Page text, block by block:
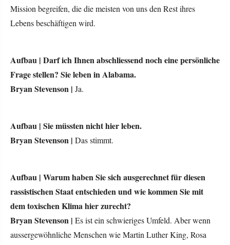
Mission begreifen, die die meisten von uns den Rest ihres
Lebens beschäftigen wird.
Aufbau | Darf ich Ihnen abschliessend noch eine persönliche
Frage stellen? Sie leben in Alabama.
Bryan Stevenson |
Ja.
Aufbau | Sie müssten nicht hier leben.
Bryan Stevenson |
Das stimmt.
Aufbau | Warum haben Sie sich ausgerechnet für diesen
rassistischen Staat entschieden und wie kommen Sie mit
dem toxischen Klima hier zurecht?
Bryan Stevenson |
Es ist ein schwieriges Umfeld. Aber wenn
aussergewöhnliche Menschen wie Martin Luther King, Rosa